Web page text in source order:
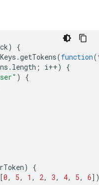
)
{
.getTokens(function(
. length ; i++)
{
)
{
)
{
0, 5, 1 , 2, 3, 4, 5, 6